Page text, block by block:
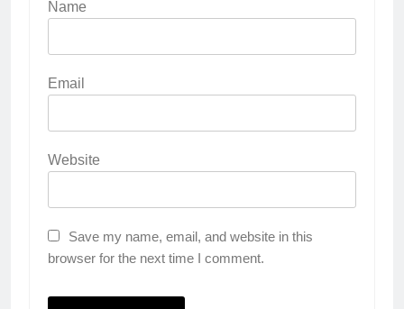
Name
Email
Website
Save my name, email, and website in this
browser for the next time I comment.